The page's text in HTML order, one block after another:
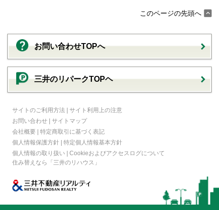
このページの先頭へ
お問い合わせTOPへ
三井のリパークTOPヘ
サイトのご利用方法 | サイト利用上の注意
お問い合わせ | サイトマップ
会社概要 | 特定商取引に基づく表記
個人情報保護方針 | 特定個人情報基本方針
個人情報の取り扱い | Cookieおよびアクセスログについて
住み替えなら
「三井のリハウス」